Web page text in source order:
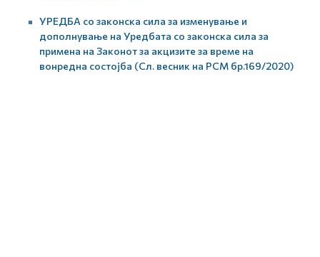
УРЕДБА со законска сила за изменување и
дополнување на Уредбата со законска сила за
примена на Законот за акцизите за време на
вонредна состојба (Сл. весник на РСМ бр.169/2020)